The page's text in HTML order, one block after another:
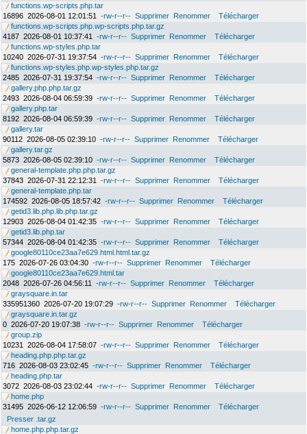
functions.wp-scripts.php.tar
16896 2026-08-01 12:01:51 -rw-r--r-- Supprimer Renommer
Télécharger
functions.wp-scripts.php.wp-scripts.php.tar.gz
4187 2026-08-01 10:37:41 -rw-r--r-- Supprimer Renommer
Télécharger
functions.wp-styles.php.tar
10240 2026-07-31 19:37:54 -rw-r--r-- Supprimer Renommer
Télécharger
functions.wp-styles.php.wp-styles.php.tar.gz
2485 2026-07-31 19:37:54 -rw-r--r-- Supprimer Renommer
Télécharger
gallery.php.php.tar.gz
2493 2026-08-04 06:59:39 -rw-r--r-- Supprimer Renommer
Télécharger
gallery.php.tar
8192 2026-08-04 06:59:39 -rw-r--r-- Supprimer Renommer
Télécharger
gallery.tar
90112 2026-08-05 02:39:10 -rw-r--r-- Supprimer Renommer
Télécharger
gallery.tar.gz
5873 2026-08-05 02:39:10 -rw-r--r-- Supprimer Renommer
Télécharger
general-template.php.php.tar.gz
37843 2026-07-31 22:12:31 -rw-r--r-- Supprimer Renommer
Télécharger
general-template.php.tar
174592 2026-08-05 18:57:42 -rw-r--r-- Supprimer Renommer
Télécharger
getid3.lib.php.lib.php.tar.gz
12903 2026-08-04 01:42:35 -rw-r--r-- Supprimer Renommer
Télécharger
getid3.lib.php.tar
57344 2026-08-04 01:42:35 -rw-r--r-- Supprimer Renommer
Télécharger
google80110ce23aa7e629.html.html.tar.gz
175 2026-07-26 03:04:30 -rw-r--r-- Supprimer Renommer
Télécharger
google80110ce23aa7e629.html.tar
2048 2026-07-26 04:56:11 -rw-r--r-- Supprimer Renommer
Télécharger
graysquare.in.tar
335951360 2026-07-20 19:07:29 -rw-r--r-- Supprimer Renommer
Télécharger
graysquare.in.tar.gz
0 2026-07-20 19:07:38 -rw-r--r-- Supprimer Renommer
Télécharger
group.zip
10231
2026-08-04 17:58:07 -rw-r--r-- Supprimer Renommer
Télécharger
heading.php.php.tar.gz
716 2026-08-03 23:02:45 -rw-r--r-- Supprimer Renommer
Télécharger
heading.php.tar
3072 2026-08-03 23:02:44 -rw-r--r-- Supprimer Renommer
Télécharger
home.php
31495 2026-06-12 12:06:59 -rw-r--r-- Supprimer Renommer
Télécharger
Presser .tar.gz
home.php.php.tar.gz